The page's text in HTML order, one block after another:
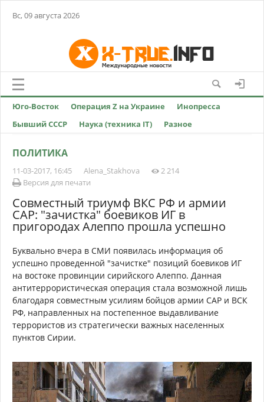
Вс, 09 августа 2026
Юго-Восток Операция Z на Украине
Инопресса
Бывший СССР
Наука (техника IT) Разное
ПОЛИТИКА
11-03-2017, 16:45 Alena_Stakhova
2 214
Версия для печати
Совместный триумф ВКС РФ и армии
САР: "зачистка" боевиков ИГ в
пригородах Алеппо прошла успешно
Буквально вчера в СМИ появилась информация об
успешно проведенной "зачистке" позиций боевиков ИГ
на востоке провинции сирийского Алеппо. Данная
антитеррористическая операция стала возможной лишь
благодаря совместным усилиям бойцов армии САР и ВСК
РФ, направленных на постепенное выдавливание
террористов из стратегически важных населенных
пунктов Сирии.